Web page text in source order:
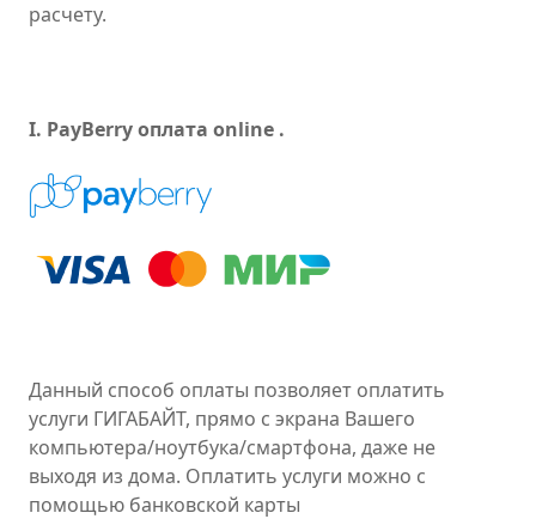
расчету.
I. PayBerry оплата online .
Данный способ оплаты позволяет оплатить
услуги ГИГАБАЙТ, прямо с экрана Вашего
компьютера/ноутбука/смартфона, даже не
выходя из дома. Оплатить услуги можно с
помощью банковской карты